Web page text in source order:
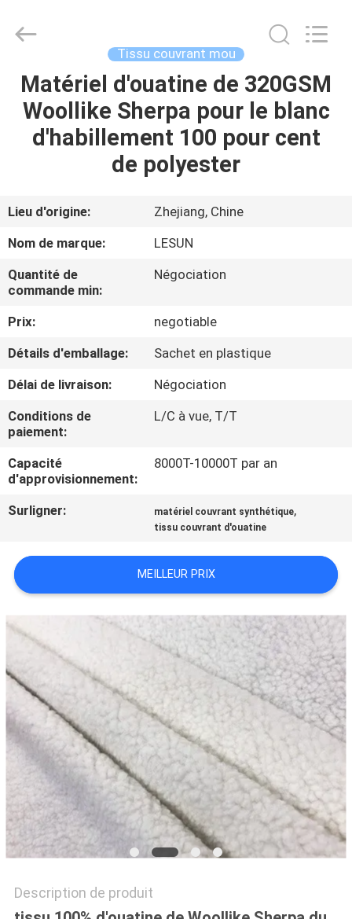
MAISON
PRODUITS
SUJET
DE
NOUS
VISITE
D'USINE
CONTRÔLE
DE
QUALITÉ
CONTACTEZ-
NOUS
NOUVELLES
DEMANDEZ
UNE
CITATION
PLAN
DU
SITE
PRIVACY
POLICY
Textile
Technology
Rights
Reserved.
Tissu couvrant mou
Matériel d'ouatine de 320GSM
Woollike Sherpa pour le blanc
d'habillement 100 pour cent
de polyester
Lieu d'origine:
Zhejiang, Chine
Nom de marque:
LESUN
Quantité de
commande min:
Négociation
Prix:
negotiable
Détails d'emballage:
Sachet en plastique
Délai de livraison:
Négociation
Conditions de
paiement:
L/C à vue, T/T
Capacité
d'approvisionnement:
8000T-10000T par an
Surligner: matériel couvrant synthétique,
tissu couvrant d'ouatine
MEILLEUR PRIX
Description de produit